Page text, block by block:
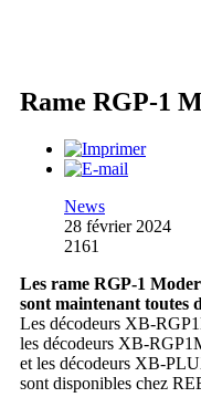
Rame RGP-1
News
28 février 2024
2161
Les rame RGP-1
sont maintenant toutes
Les décodeurs XB-
les décodeurs XB-
et les décodeurs XB-
sont disponibles chez